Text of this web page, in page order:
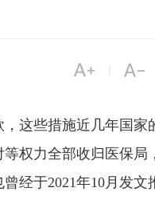
 
这些措施近几年国家
权力全部收归医保局
经于2021年10月发文